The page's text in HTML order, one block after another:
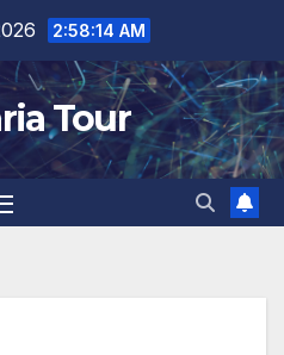
2:58:15 AM
Tour